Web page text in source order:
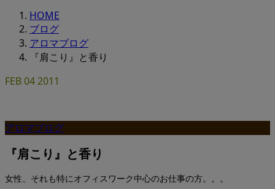
HOME
ブログ
アロマブログ
『肩こり』と香り
FEB042011
アロマブログ
『肩こり』と香り
女性、それも特にオフィスワーク中心のお仕事の方。。。